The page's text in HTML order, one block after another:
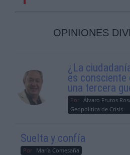
OPINIONES
¿La
es consciente
una tercera
Por Álvaro Frutos
Geopolítica de Crisis
Suelta y confía
Por María Comesaña